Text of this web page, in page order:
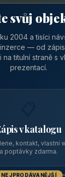
svůj
2004 a tisíci
— od
titulní straně s
prezentací.
v katalogu
kontakt, vlastní
a poptávky zdarma.
NEJPRODÁVANĚJŠÍ